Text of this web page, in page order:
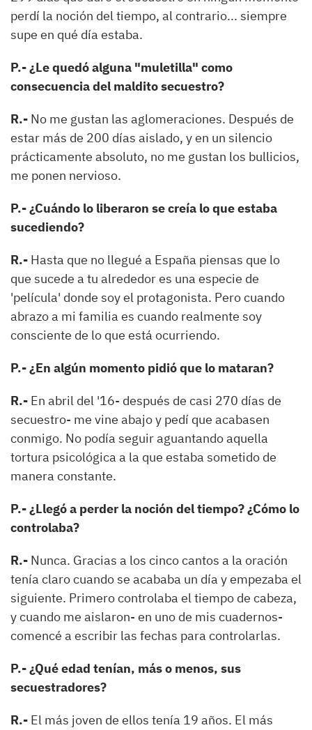
perdí la noción del tiempo, al contrario... siempre
supe en qué día estaba.
P.- ¿Le quedó alguna "muletilla" como
consecuencia del maldito secuestro?
R.- No me gustan las aglomeraciones. Después de
estar más de 200 días aislado, y en un silencio
prácticamente absoluto, no me gustan los bullicios,
me ponen nervioso.
P.- ¿Cuándo lo liberaron se creía lo que estaba
sucediendo?
R.- Hasta que no llegué a España piensas que lo
que sucede a tu alrededor es una especie de
'película' donde soy el protagonista. Pero cuando
abrazo a mi familia es cuando realmente soy
consciente de lo que está ocurriendo.
P.- ¿En algún momento pidió que lo mataran?
R.- En abril del '16- después de casi 270 días de
secuestro- me vine abajo y pedí que acabasen
conmigo. No podía seguir aguantando aquella
tortura psicológica a la que estaba sometido de
manera constante.
P.- ¿Llegó a perder la noción del tiempo? ¿Cómo lo
controlaba?
R.- Nunca. Gracias a los cinco cantos a la oración
tenía claro cuando se acababa un día y empezaba el
siguiente. Primero controlaba el tiempo de cabeza,
y cuando me aislaron- en uno de mis cuadernos-
comencé a escribir las fechas para controlarlas.
P.- ¿Qué edad tenían, más o menos, sus
secuestradores?
R.- El más joven de ellos tenía 19 años. El más